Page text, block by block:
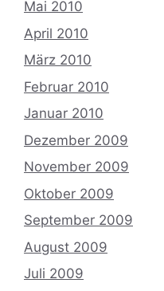
Mai 2010
April 2010
März 2010
Februar 2010
Januar 2010
Dezember 2009
November 2009
Oktober 2009
September 2009
August 2009
Juli 2009